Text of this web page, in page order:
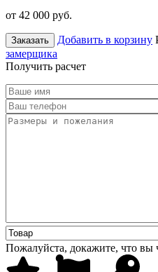
от 42 000 руб.
Заказать Добавить в корзину
замерщика
Получить расчет
Пожалуйста, докажите, что вы